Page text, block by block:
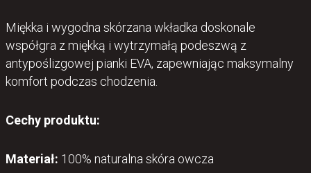
Miękka i wygodna skórzana wkładka doskonale
współgra z miękką i wytrzymałą podeszwą z
antypoślizgowej pianki EVA, zapewniając maksymalny
komfort podczas chodzenia.
Cechy produktu:
Materiał: 100% naturalna skóra owcza